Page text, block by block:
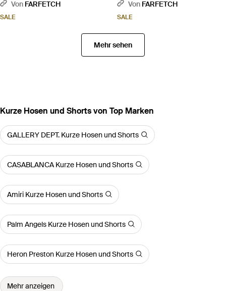
BlauVon FARFETCH
SALE
Schwarz
Von FARFETCH
SALE
Mehr sehen
Kurze Hosen und Shorts von Top Marken
GALLERY DEPT. Kurze Hosen und Shorts
CASABLANCA Kurze Hosen und Shorts
Amiri Kurze Hosen und Shorts
Palm Angels Kurze Hosen und Shorts
Heron Preston Kurze Hosen und Shorts
Mehr anzeigen